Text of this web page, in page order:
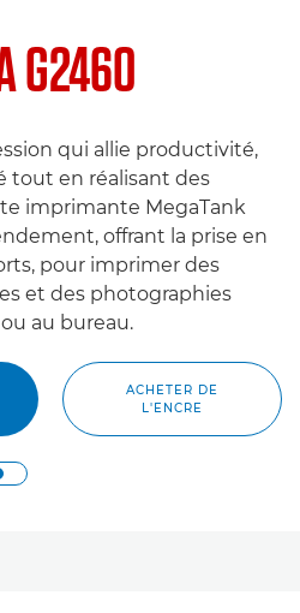
G2460
qui allie productivité,
tout en réalisant des
imprimante MegaTank
offrant la prise en
pour imprimer des
et des photographies
au bureau.
ACHETER DE
L'ENCRE
breadcrumbs